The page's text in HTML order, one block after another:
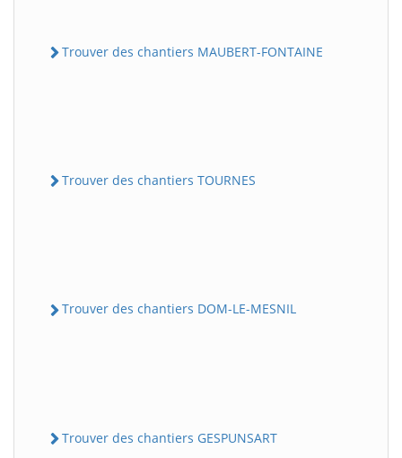
Trouver des chantiers MAUBERT-FONTAINE
Trouver des chantiers TOURNES
Trouver des chantiers DOM-LE-MESNIL
Trouver des chantiers GESPUNSART